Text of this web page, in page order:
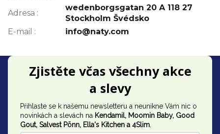
Adresa :
wedenborgsgatan 20 A 118 27
Stockholm Švédsko
E-mail : info@naty.com
Z
Zjistěte včas všechny akce
a slevy
Přihlaste se k našemu newsletteru a neunikne Vám nic o
novinkách a slevách na Kendamil, Moomin Baby, Good
Gout, Salvest Põnn, Ella's Kitchen a 4Slim.